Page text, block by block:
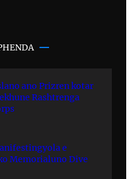
ano Prizren kotar
Rashtrenga
e
Memorialuno Dive